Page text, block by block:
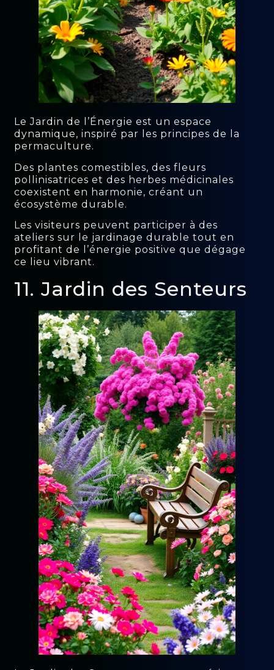
Le Jardin de l’Énergie est un espace
dynamique, inspiré par les principes de la
permaculture.
Des plantes comestibles, des fleurs
pollinisatrices et des herbes médicinales
coexistent en harmonie, créant un
écosystème durable.
Les visiteurs peuvent participer à des
ateliers sur le jardinage durable tout en
profitant de l’énergie positive que dégage
ce lieu vibrant.
11. Jardin des Senteurs